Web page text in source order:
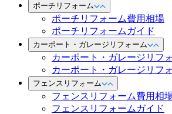
ポーチリフォーム
ポーチリフォーム費用相場
ポーチリフォームガイド
カーポート・ガレージリフォーム
カーポート・ガレージリフ
カーポート・ガレージリフ
フェンスリフォーム
フェンスリフォーム費用相
フェンスリフォームガイド